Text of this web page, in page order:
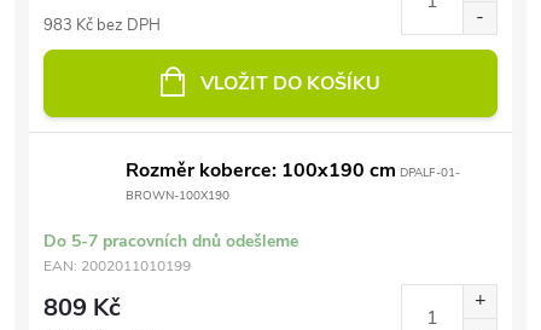
983 Kč bez DPH
VLOŽIT DO KOŠÍKU
Rozměr koberce: 100x190 cm DPALF-01-
BROWN-100X190
Do 5-7 pracovních dnů odešleme
EAN: 2002011010199
809 Kč